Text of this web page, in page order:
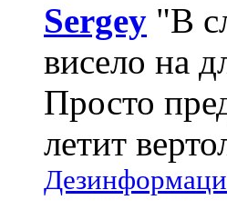
Sergey "В
висело на
Просто
летит